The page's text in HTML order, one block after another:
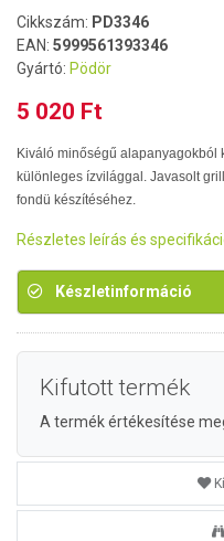
Cikkszám: PD3346
EAN: 5999561393346
Gyártó: Pödör
5 020 Ft
Kiváló minőségű alapanyagokból
különleges ízvilággal. Javasolt
fondü készítéséhez.
Részletes leírás és
Készletinformáció
Kifutott termék
A termék értékesítése